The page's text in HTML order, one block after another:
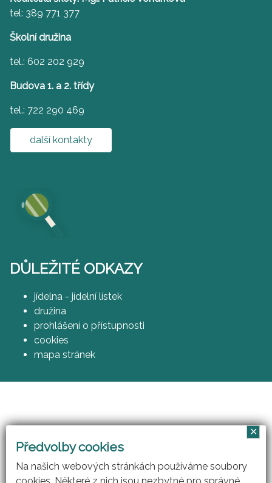
tel: 389 771 377
Školní družina
tel.: 602 202 929
Budova 1. a 2. třídy
tel.: 722 290 469
další kontakty
DŮLEŽITÉ ODKAZY
jídelna - jídelní lístek
družina
prohlášení o přístupnosti
cookies
mapa stránek
(CZ.1.07/1.3.00/51.0007)
Předvolby cookies
Na našich webových stránkách používáme soubory
✕